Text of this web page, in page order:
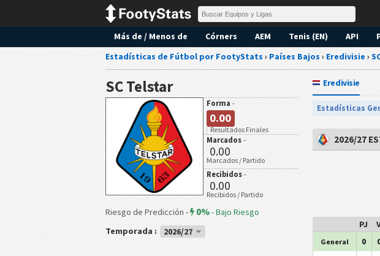
Más de / Menos de Córners AEM Tenis (EN) API
Estadísticas de Fútbol por FootyStats › Países Bajos › Eredivisie ›
SC Telstar
Forma -
0.00
Resultados Finales
Marcados -
0.00
Marcados / Partido
Recibidos -
0.00
Recibidos / Partido
Riesgo de Predicción - 0%-Bajo Riesgo
Temporada :
2026/27
Eredivisie
Estadísticas
2026/27
PJ
General 0